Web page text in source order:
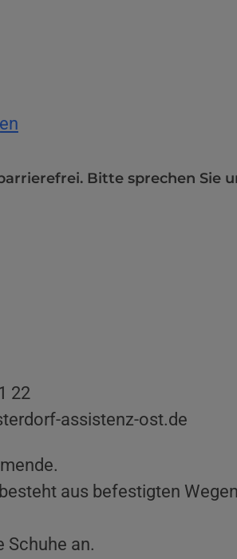
Bitte sprechen Sie
22
assistenz-ost.de
aus befestigten
Schuhe an.